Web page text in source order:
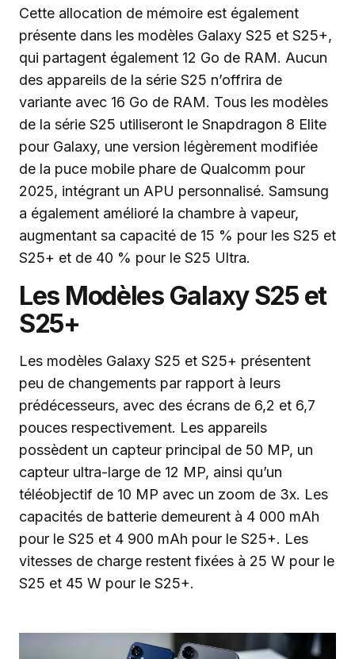
Cette allocation de mémoire est également
présente dans les modèles Galaxy S25 et S25+,
qui partagent également 12 Go de RAM. Aucun
des appareils de la série S25 n’offrira de
variante avec 16 Go de RAM. Tous les modèles
de la série S25 utiliseront le Snapdragon 8 Elite
pour Galaxy, une version légèrement modifiée
de la puce mobile phare de Qualcomm pour
2025, intégrant un APU personnalisé. Samsung
a également amélioré la chambre à vapeur,
augmentant sa capacité de 15 % pour les S25 et
S25+ et de 40 % pour le S25 Ultra.
Les Modèles Galaxy S25 et
S25+
Les modèles Galaxy S25 et S25+ présentent
peu de changements par rapport à leurs
prédécesseurs, avec des écrans de 6,2 et 6,7
pouces respectivement. Les appareils
possèdent un capteur principal de 50 MP, un
capteur ultra-large de 12 MP, ainsi qu’un
téléobjectif de 10 MP avec un zoom de 3x. Les
capacités de batterie demeurent à 4 000 mAh
pour le S25 et 4 900 mAh pour le S25+. Les
vitesses de charge restent fixées à 25 W pour le
S25 et 45 W pour le S25+.